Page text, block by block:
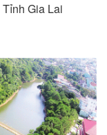
Gia Lai